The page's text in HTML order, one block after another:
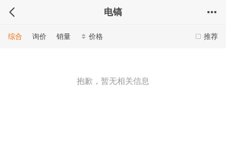
电镐
推荐
综合 询价 销量 价格
抱歉，暂无相关信息